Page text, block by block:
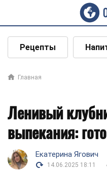
Рецепты
Главная
Ленивый
выпекания:
Екатерина Ягович
14.06.2025 18:11